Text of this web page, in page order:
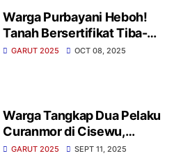
Warga Purbayani Heboh!
Tanah Bersertifikat Tiba-
Tiba Diklaim KLHK
GARUT 2025 OCT 08, 2025
Warga Tangkap Dua Pelaku
Curanmor di Cisewu,
Diserahkan ke Polisi
GARUT 2025 SEPT 11, 2025